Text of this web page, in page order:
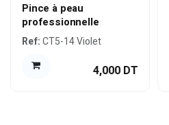
Pince à peau
professionnelle
Ref:CT5-14 Violet
4,000DT